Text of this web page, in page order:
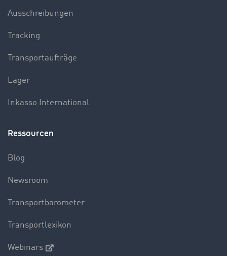
Ausschreibungen
Tracking
Transportaufträge
Lager
Inkasso International
Ressourcen
Blog
Newsroom
Transportbarometer
Transportlexikon
Webinars